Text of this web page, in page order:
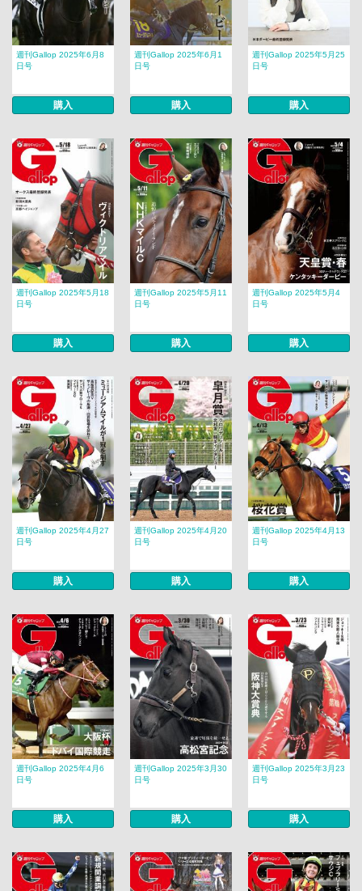
週刊Gallop 2025年6月8
日号
購入
週刊Gallop 2025年6月1
日号
購入
週刊Gallop 2025年5月25
日号
購入
週刊Gallop 2025年5月18
日号
購入
週刊Gallop 2025年5月11
日号
購入
週刊Gallop 2025年5月4
日号
購入
週刊Gallop 2025年4月27
日号
購入
週刊Gallop 2025年4月20
日号
購入
週刊Gallop 2025年4月13
日号
購入
週刊Gallop 2025年4月6
日号
購入
週刊Gallop 2025年3月30
日号
購入
週刊Gallop 2025年3月23
日号
購入